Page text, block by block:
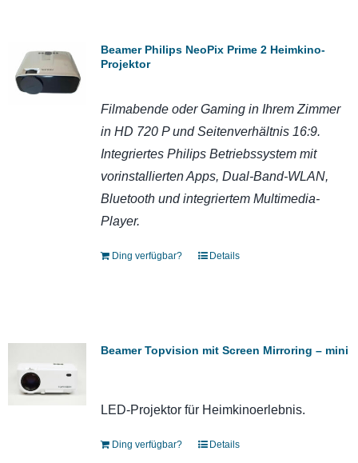
Beamer Philips NeoPix Prime 2 Heimkino-
Projektor
Filmabende oder Gaming in Ihrem Zimmer
in HD 720 P und Seitenverhältnis 16:9.
Integriertes Philips Betriebssystem mit
vorinstallierten Apps, Dual-Band-WLAN,
Bluetooth und integriertem Multimedia-
Player.
Ding verfügbar? Details
Beamer Topvision mit Screen Mirroring – mini
LED-Projektor für Heimkinoerlebnis.
Ding verfügbar? Details